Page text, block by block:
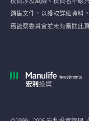
銷售文件，以獲取詳細資料
務監察委員會並未有審閱此